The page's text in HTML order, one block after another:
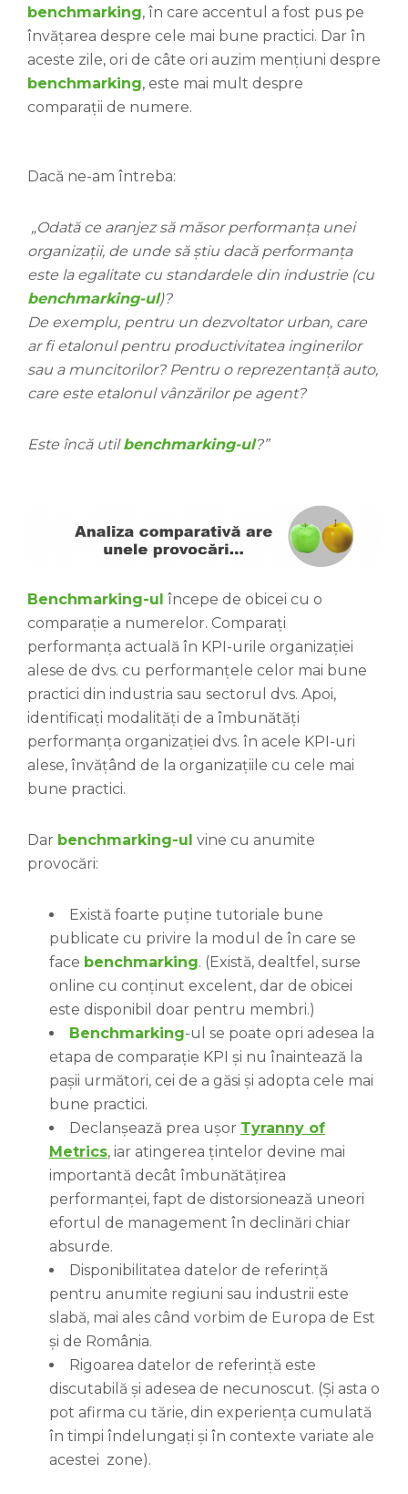
benchmarking, în care accentul a fost pus pe
învățarea despre cele mai bune practici. Dar în
aceste zile, ori de câte ori auzim mențiuni despre
benchmarking, este mai mult despre
comparații de numere.
Dacă ne-am întreba:
„Odată ce aranjez să măsor performanța unei
organizații, de unde să știu dacă performanța
este la egalitate cu standardele din industrie (cu
benchmarking-ul)?
De exemplu, pentru un dezvoltator urban, care
ar fi etalonul pentru productivitatea inginerilor
sau a muncitorilor? Pentru o reprezentanță auto,
care este etalonul vânzărilor pe agent?
Este încă utilbenchmarking-ul?”
Benchmarking-ul începe de obicei cu o
comparație a numerelor. Comparați
performanța actuală în KPI-urile organizației
alese de dvs. cu performanțele celor mai bune
practici din industria sau sectorul dvs. Apoi,
identificați modalități de a îmbunătăți
performanța organizației dvs. în acele KPI-uri
alese, învățând de la organizațiile cu cele mai
bune practici.
Dar benchmarking-ul vine cu anumite
provocări:
Există foarte puține tutoriale bune
publicate cu privire la modul de în care se
face benchmarking. (Există, dealtfel, surse
online cu conținut excelent, dar de obicei
este disponibil doar pentru membri.)
Benchmarking-ul se poate opri adesea la
etapa de comparație KPI și nu înaintează la
pașii următori, cei de a găsi și adopta cele mai
bune practici.
Declanșează prea ușor Tyranny of
Metrics, iar atingerea țintelor devine mai
importantă decât îmbunătățirea
performanței, fapt de distorsionează uneori
efortul de management în declinări chiar
absurde.
Disponibilitatea datelor de referință
pentru anumite regiuni sau industrii este
slabă, mai ales când vorbim de Europa de Est
și de România.
Rigoarea datelor de referință este
discutabilă și adesea de necunoscut. (Și asta o
pot afirma cu tărie, din experiența cumulată
în timpi îndelungați și în contexte variate ale
acestei zone).